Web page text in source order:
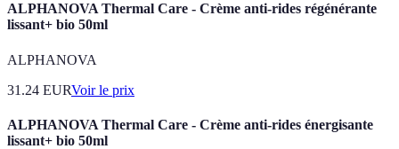
ALPHANOVA Thermal Care - Crème anti-rides régénérante
lissant+ bio 50ml
ALPHANOVA
31.24 EURVoir le prix
ALPHANOVA Thermal Care - Crème anti-rides énergisante
lissant+ bio 50ml